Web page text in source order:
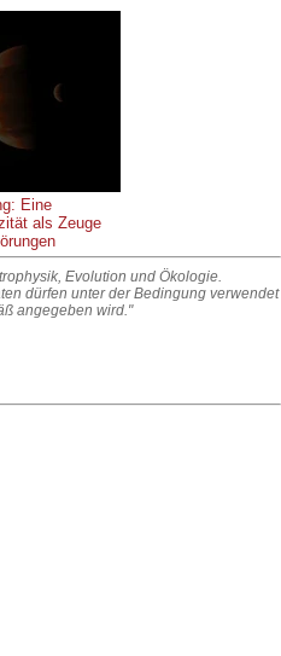
Eine
als Zeuge
Evolution und Ökologie.
dürfen unter der Bedingung verwendet
angegeben wird."